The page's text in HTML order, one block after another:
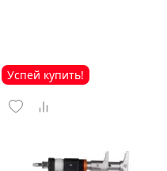
Успей купить!